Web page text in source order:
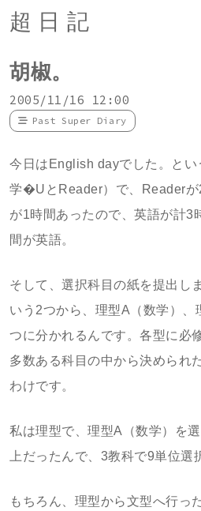
超日記
胡椒。
2005/11/16 12:00
Past Super Diary
今日はEnglish dayでした。とい
学�UとReader）で、Readerが
が1時間あったので、英語が計3
間が英語。
そして、選択科目の紙を提出し
いう2つから、理型A（数学）、
つに分かれるんです。各型に必
多数ある科目の中から決められ
わけです。
私は理型で、理型A（数学）を
上だったんで、3教科で9単位選
もちろん、理型から文型へ行っ